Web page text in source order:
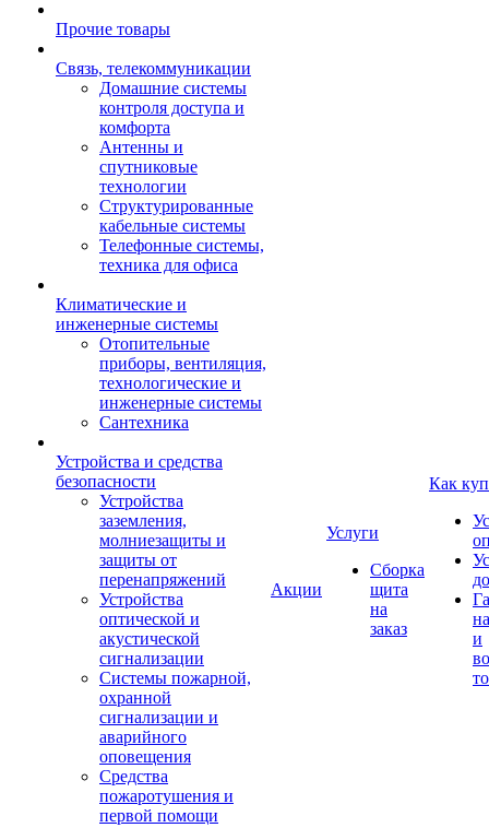
Прочие товары
Связь, телекоммуникации
Домашние системы
контроля доступа и
комфорта
Антенны и
спутниковые
технологии
Структурированные
кабельные системы
Телефонные системы,
техника для офиса
Климатические и
инженерные системы
Отопительные
приборы, вентиляция,
технологические и
инженерные системы
Сантехника
Устройства и средства
безопасности
Устройства
заземления,
молниезащиты и
защиты от
перенапряжений
Устройства
оптической и
акустической
сигнализации
Системы пожарной,
охранной
сигнализации и
аварийного
оповещения
Средства
пожаротушения и
первой помощи
Акции
Услуги
Сборка
щита
на
заказ
Как
и